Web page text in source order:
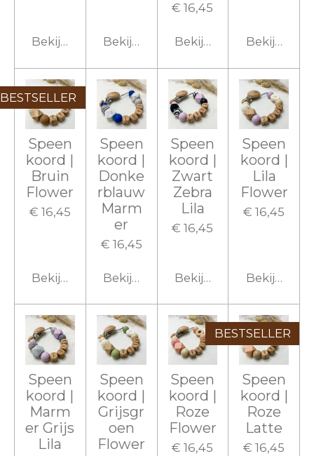
Bekijk detailsBekijk details
€ 16,45
Bekijk detailsBekijk
BESTSELLER
Speen
koord |
Bruin
Flower
€ 16,45
Bekijk details
Speen
koord |
Donke
rblauw
Marm
er
€ 16,45
Bekijk details
Speen
koord |
Zwart
Zebra
Lila
€ 16,45
Bekijk details
Speen
koord |
Lila
Flower
€ 16,45
Bekijk
Speen
koord |
Marm
er Grijs
Lila
Speen
koord |
Grijsgr
oen
Flower
Speen
koord |
Roze
Flower
€ 16,45
BESTSELLER
Speen
koord |
Roze
Latte
€ 16,45